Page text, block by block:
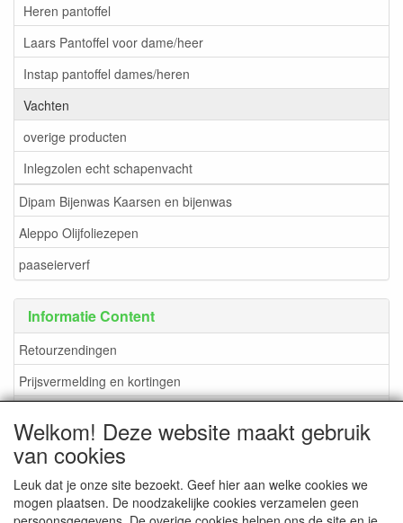
Heren pantoffel
Laars Pantoffel voor dame/heer
Instap pantoffel dames/heren
Vachten
overige producten
Inlegzolen echt schapenvacht
Dipam Bijenwas Kaarsen en bijenwas
Aleppo Olijfoliezepen
paaseierverf
Informatie Content
Retourzendingen
Prijsvermelding en kortingen
Betaalmogelijkheden
Welkom! Deze website maakt gebruik
van cookies
Leuk dat je onze site bezoekt. Geef hier aan welke cookies we
mogen plaatsen. De noodzakelijke cookies verzamelen geen